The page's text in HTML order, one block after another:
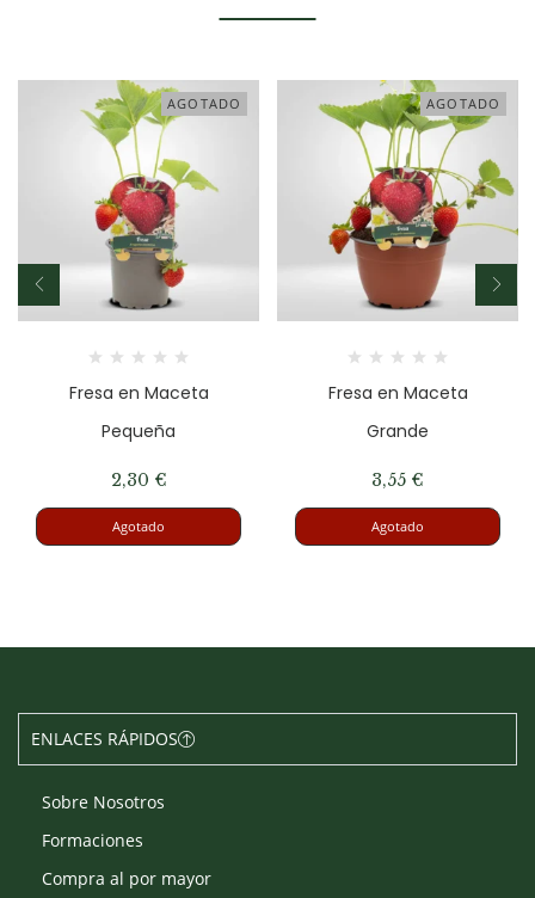
AGOTADO
Fresa en Maceta
Pequeña
2,30 €
Agotado
AGOTADO
Fresa en Maceta
Grande
3,55 €
Agotado
ENLACES RÁPIDOS
Sobre Nosotros
Formaciones
Compra al por mayor